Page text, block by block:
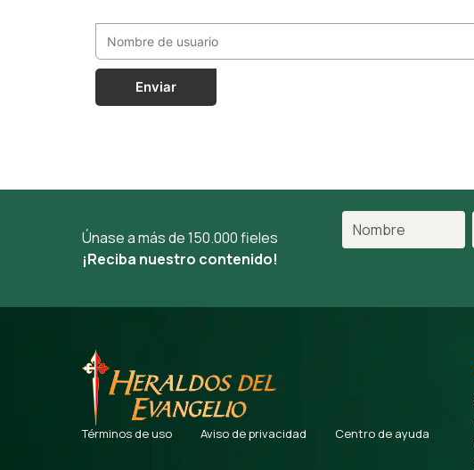
Enviar
Únase a más de 150.000 fieles
¡Reciba nuestro contenido!
Términos de uso Aviso de privacidad Centro de ayuda